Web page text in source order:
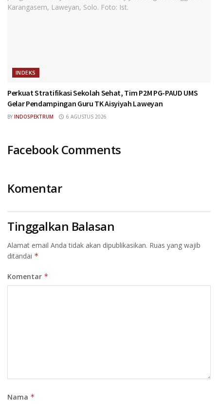
INDEKS
Perkuat Stratifikasi Sekolah Sehat, Tim P2M PG-PAUD UMS
Gelar Pendampingan Guru TK Aisyiyah Laweyan
BY INDOSPEKTRUM 6 AGUSTUS 2026
Facebook Comments
Komentar
Tinggalkan Balasan
Alamat email Anda tidak akan dipublikasikan. Ruas yang wajib
ditandai *
Komentar *
Nama *